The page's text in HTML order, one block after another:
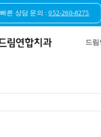
빠른 상담 문의 :052-260-8275
드